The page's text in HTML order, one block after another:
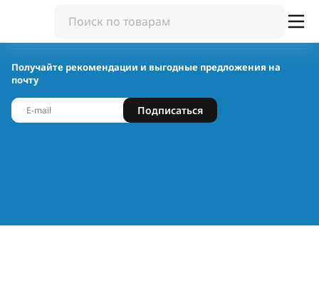
Получайте рекомендации и выгодные предложения на
почту
Подписаться